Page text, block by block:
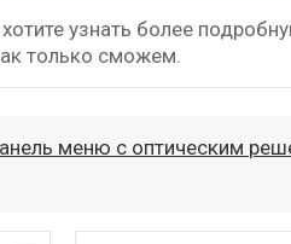
узнать более
только сможем.
меню с оптическим